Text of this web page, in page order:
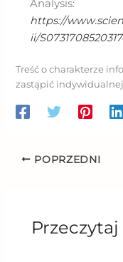
Analysis:
https://
ii/
Treść o charakterze
zastąpić
POPRZEDNI